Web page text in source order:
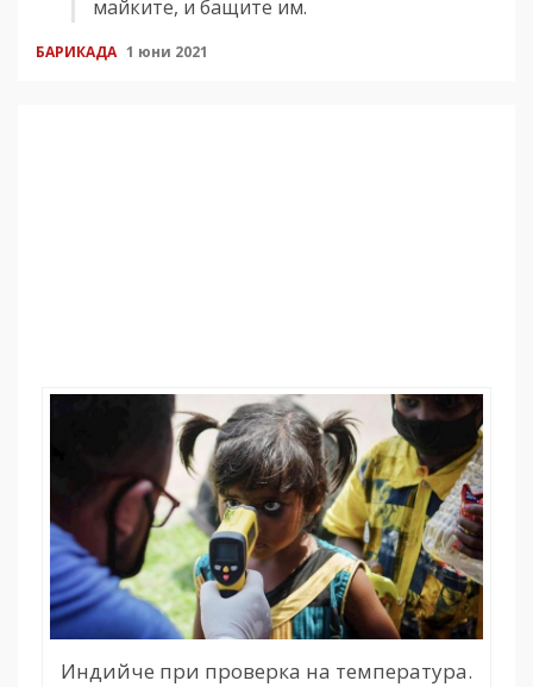
майките, и бащите им.
БАРИКАДА 1 юни 2021
Индийче при проверка на температура.